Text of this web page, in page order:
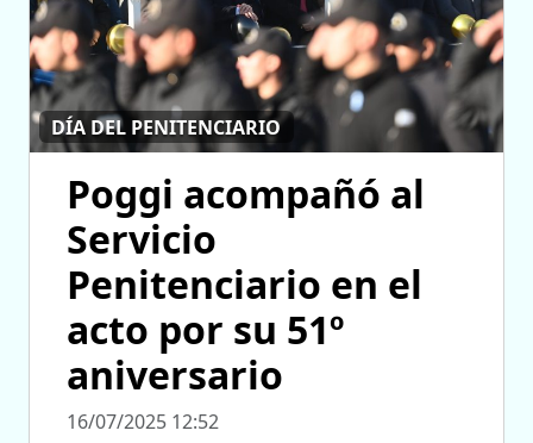
DÍA DEL PENITENCIARIO
Poggi acompañó al
Servicio
Penitenciario en el
acto por su 51º
aniversario
16/07/2025 12:52